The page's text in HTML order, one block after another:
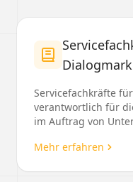
Servicefachkräfte
verantwortlich für
im Auftrag von
Mehr erfahren